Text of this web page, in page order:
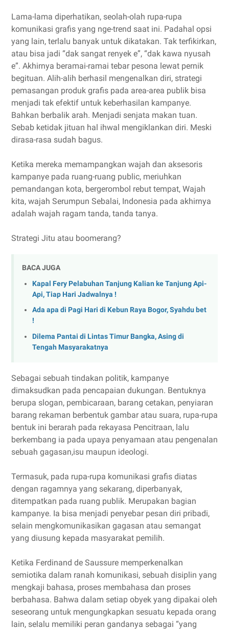
Lama-lama diperhatikan, seolah-olah rupa-rupa
komunikasi grafis yang nge-trend saat ini. Padahal opsi
yang lain, terlalu banyak untuk dikatakan. Tak terfikirkan,
atau bisa jadi “dak sangat renyek e”, “dak kawa nyusah
e”. Akhirnya beramai-ramai tebar pesona lewat pernik
begituan. Alih-alih berhasil mengenalkan diri, strategi
pemasangan produk grafis pada area-area publik bisa
menjadi tak efektif untuk keberhasilan kampanye.
Bahkan berbalik arah. Menjadi senjata makan tuan.
Sebab ketidak jituan hal ihwal mengiklankan diri. Meski
dirasa-rasa sudah bagus.
Ketika mereka memampangkan wajah dan aksesoris
kampanye pada ruang-ruang public, meriuhkan
pemandangan kota, bergerombol rebut tempat, Wajah
kita, wajah Serumpun Sebalai, Indonesia pada akhirnya
adalah wajah ragam tanda, tanda tanya.
Strategi Jitu atau boomerang?
BACA JUGA
Kapal Fery Pelabuhan Tanjung Kalian ke Tanjung Api-
Api, Tiap Hari Jadwalnya !
Ada apa di Pagi Hari di Kebun Raya Bogor, Syahdu bet
!
Dilema Pantai di Lintas Timur Bangka, Asing di
Tengah Masyarakatnya
Sebagai sebuah tindakan politik, kampanye
dimaksudkan pada pencapaian dukungan. Bentuknya
berupa slogan, pembicaraan, barang cetakan, penyiaran
barang rekaman berbentuk gambar atau suara, rupa-rupa
bentuk ini berarah pada rekayasa Pencitraan, lalu
berkembang ia pada upaya penyamaan atau pengenalan
sebuah gagasan,isu maupun ideologi.
Termasuk, pada rupa-rupa komunikasi grafis diatas
dengan ragamnya yang sekarang, diperbanyak,
ditempatkan pada ruang publik. Merupakan bagian
kampanye. Ia bisa menjadi penyebar pesan diri pribadi,
selain mengkomunikasikan gagasan atau semangat
yang diusung kepada masyarakat pemilih.
Ketika Ferdinand de Saussure memperkenalkan
semiotika dalam ranah komunikasi, sebuah disiplin yang
mengkaji bahasa, proses membahasa dan proses
berbahasa. Bahwa dalam setiap obyek yang dipakai oleh
seseorang untuk mengungkapkan sesuatu kepada orang
lain, selalu memiliki peran gandanya sebagai “yang